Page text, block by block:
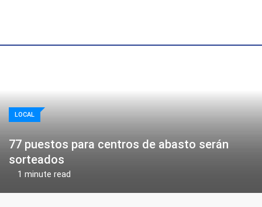
LOCAL
77 puestos para centros de abasto serán
sorteados
1 minute read